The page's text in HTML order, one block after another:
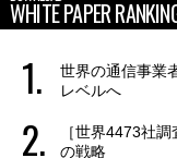
WHITE PAPER
世界の通信事業
レベルへ
［世界4473社
の戦略